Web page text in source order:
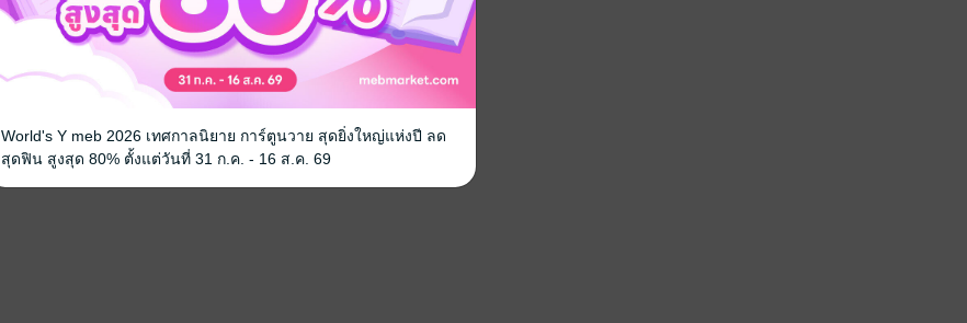
World's Y meb 2026 เทศกาลนิยาย การ์ตูนวาย สุดยิ่งใหญ่แห่งปี ลด
สุดฟิน สูงสุด 80% ตั้งแต่วันที่ 31 ก.ค. - 16 ส.ค. 69